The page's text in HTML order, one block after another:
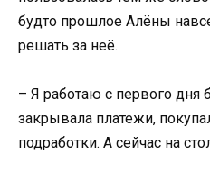
будто прошлое Алёны
решать за неё.
– Я работаю с первого дня
закрывала платежи,
подработки. А сейчас на